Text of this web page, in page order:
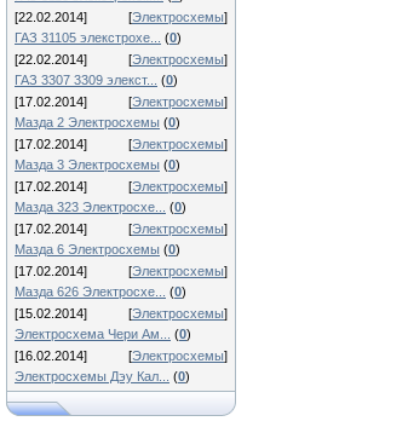
[22.02.2014]
[Электросхемы]
ГАЗ 31105 элекстрохе...
(0)
[22.02.2014]
[Электросхемы]
ГАЗ 3307 3309 элекст...
(0)
[17.02.2014]
[Электросхемы]
Мазда 2 Электросхемы (0)
[17.02.2014]
[Электросхемы]
Мазда 3 Электросхемы (0)
[17.02.2014]
[Электросхемы]
Мазда 323 Электросхе...
(0)
[17.02.2014]
[Электросхемы]
Мазда 6 Электросхемы (0)
[17.02.2014]
[Электросхемы]
Мазда 626 Электросхе...
(0)
[15.02.2014]
[Электросхемы]
Электросхема Чери Ам...
(0)
[16.02.2014]
[Электросхемы]
Электросхемы Дэу Кал...
(0)